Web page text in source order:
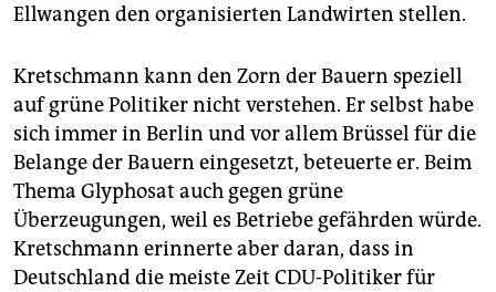
Ellwangen den organisierten Landwirten stellen.
Kretschmann kann den Zorn der Bauern speziell
auf grüne Politiker nicht verstehen. Er selbst habe
sich immer in Berlin und vor allem Brüssel für die
Belange der Bauern eingesetzt, beteuerte er. Beim
Thema Glyphosat auch gegen grüne
Überzeugungen, weil es Betriebe gefährden würde.
Kretschmann erinnerte aber daran, dass in
Deutschland die meiste Zeit CDU-Politiker für